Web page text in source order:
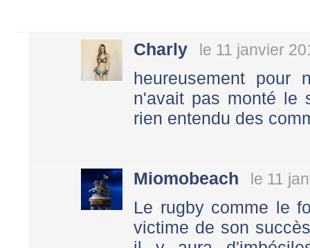
Charly le 11 janvier
heureusement
n'avait pas monté le
rien entendu des
Miomobeach le 11
Le rugby comme le
victime de son